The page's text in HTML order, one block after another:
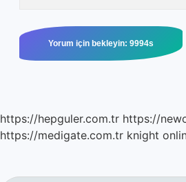
https://hepguler.com.tr https://
https://medigate.com.tr knight